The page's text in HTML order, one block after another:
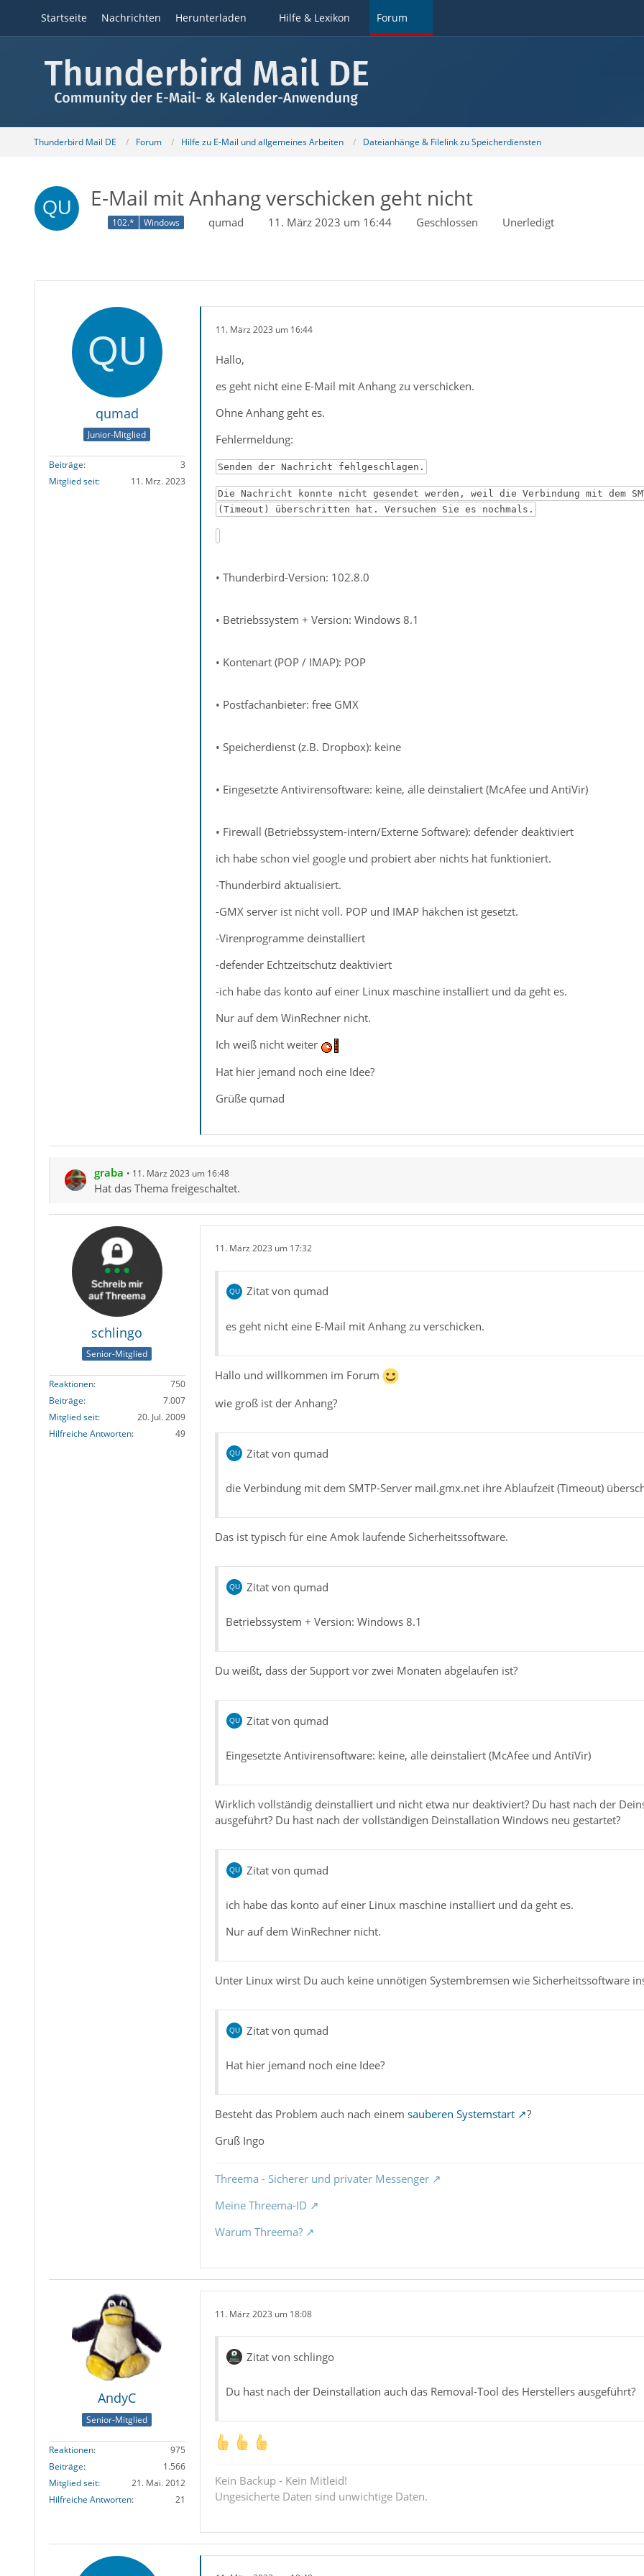
Startseite Nachrichten Herunterladen Hilfe & Lexikon Forum
Thunderbird Mail DE Forum Hilfe zu E-Mail und allgemeines Arbeiten Dateianhänge & Filelink zu Speicherdiensten
E-Mail mit Anhang verschicken geht nicht
102.* Windows qumad 11. März 2023 um 16:44 Geschlossen Unerledigt
qumad
Junior-Mitglied
Beiträge
3
Mitglied seit
11. Mrz. 2023
11. März 2023 um 16:44
Hallo,
es geht nicht eine E-Mail mit Anhang zu verschicken.
Ohne Anhang geht es.
Fehlermeldung:
Senden der Nachricht fehlgeschlagen.
Die Nachricht konnte nicht gesendet werden, weil die Verbindung mit dem
(Timeout) überschritten hat. Versuchen Sie es nochmals.
• Thunderbird-Version: 102.8.0
• Betriebssystem + Version: Windows 8.1
• Kontenart (POP / IMAP): POP
• Postfachanbieter: free GMX
• Speicherdienst (z.B. Dropbox): keine
• Eingesetzte Antivirensoftware: keine, alle deinstaliert (McAfee und AntiVir)
• Firewall (Betriebssystem-intern/Externe Software): defender deaktiviert
ich habe schon viel google und probiert aber nichts hat funktioniert.
-Thunderbird aktualisiert.
-GMX server ist nicht voll. POP und IMAP häkchen ist gesetzt.
-Virenprogramme deinstalliert
-defender Echtzeitschutz deaktiviert
-ich habe das konto auf einer Linux maschine installiert und da geht es.
Nur auf dem WinRechner nicht.
Ich weiß nicht weiter
Hat hier jemand noch eine Idee?
Grüße qumad
graba 11. März 2023 um 16:48
Hat das Thema freigeschaltet.
schlingo
Senior-Mitglied
Reaktionen
750
Beiträge
7.007
Mitglied seit
20. Jul. 2009
Hilfreiche Antworten
49
11. März 2023 um 17:32
Zitat von qumad
es geht nicht eine E-Mail mit Anhang zu verschicken.
Hallo und willkommen im Forum
wie groß ist der Anhang?
Zitat von qumad
die Verbindung mit dem SMTP-Server mail.gmx.net ihre Ablaufzeit (Timeout)
Das ist typisch für eine Amok laufende Sicherheitssoftware.
Zitat von qumad
Betriebssystem + Version: Windows 8.1
Du weißt, dass der Support vor zwei Monaten abgelaufen ist?
Zitat von qumad
Eingesetzte Antivirensoftware: keine, alle deinstaliert (McAfee und AntiVir)
Wirklich vollständig deinstalliert und nicht etwa nur deaktiviert? Du hast nach der
ausgeführt? Du hast nach der vollständigen Deinstallation Windows neu gestartet?
Zitat von qumad
ich habe das konto auf einer Linux maschine installiert und da geht es.
Nur auf dem WinRechner nicht.
Unter Linux wirst Du auch keine unnötigen Systembremsen wie Sicherheitssoftware
Zitat von qumad
Hat hier jemand noch eine Idee?
Besteht das Problem auch nach einem sauberen Systemstart
?
Gruß Ingo
Threema - Sicherer und privater Messenger
Meine Threema-ID
Warum Threema?
AndyC
Senior-Mitglied
Reaktionen
975
Beiträge
1.566
Mitglied seit
21. Mai. 2012
Hilfreiche Antworten
21
11. März 2023 um 18:08
Zitat von schlingo
Du hast nach der Deinstallation auch das Removal-Tool des Herstellers ausgeführt?
Kein Backup - Kein Mitleid!
Ungesicherte Daten sind unwichtige Daten.